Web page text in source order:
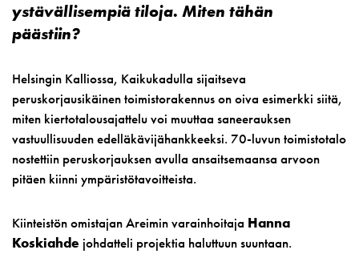
ystävällisempiä tiloja. Miten tähän
päästiin?
Helsingin Kalliossa, Kaikukadulla sijaitseva
peruskorjausikäinen toimistorakennus on oiva esimerkki siitä,
miten kiertotalousajattelu voi muuttaa saneerauksen
vastuullisuuden edelläkävijähankkeeksi. 70-luvun toimistotalo
nostettiin peruskorjauksen avulla ansaitsemaansa arvoon
pitäen kiinni ympäristötavoitteista.
Kiinteistön omistajan Areimin varainhoitaja Hanna
Koskiahde johdatteli projektia haluttuun suuntaan.